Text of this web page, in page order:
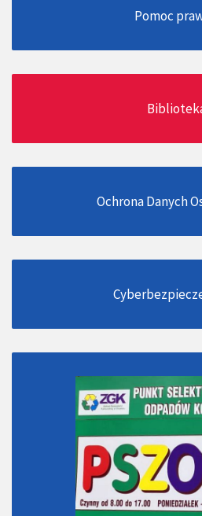
Pomoc
Ochrona Danych